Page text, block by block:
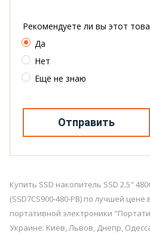
Рекомендуете ли вы этот
Да
Нет
Ещё не знаю
Отправить
Купить SSD накопитель SSD 2.5"
(SSD7CS900-480-PB) по лучшей
портативной электроники
Украине: Киев, Львов, Днепр,